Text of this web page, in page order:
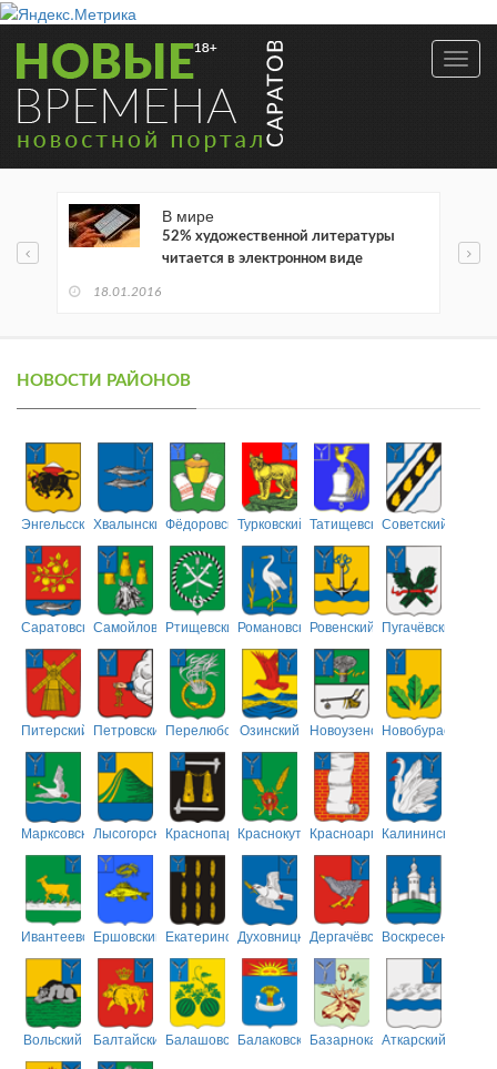
В мире
52% художественной литературы
читается в электронном виде
18.01.2016
НОВОСТИ РАЙОНОВ
ЭнгельсскийХвалынскийФёдоровскийТурковский ТатищевскийСоветский
СаратовскийСамойловскийРтищевскийРомановскийРовенский Пугачёвский
Питерский ПетровскийПерелюбскийОзинский НовоузенскийНовобурасский
МарксовскийЛысогорскийКраснопартизанский
КраснокутскийКрасноармейский
Калининский
ИвантеевскийЕршовский ЕкатериновскийДуховницкийДергачёвскийВоскресенский
Вольский БалтайскийБалашовскийБалаковскийБазарнокарабулакский
Аткарский